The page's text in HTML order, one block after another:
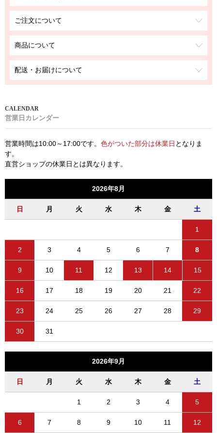
ご注文について
商品について
配送・お届けについて
営業日カレンダー
営業時間は10:00～17:00です。 色がついた部分は休業日 となりま
す。
直営ショップの休業日とは異なります。
2026年8月
日 月 火 水 木 金 土
1
2 3 4 5 6 7 8
9 10 11 12 13 14 15
16 17 18 19 20 21 22
23 24 25 26 27 28 29
30 31
2026年9月
日 月 火 水 木 金 土
1 2 3 4 5
6 7 8 9 10 11 12